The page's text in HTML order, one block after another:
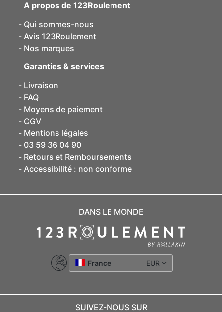
A propos de 123Roulement
Qui sommes-nous
Avis 123Roulement
Nos marques
Garanties & services
Livraison
FAQ
Moyens de paiement
CGV
Mentions légales
03 59 36 04 90
Retours et Remboursements
Accessibilité : non conforme
DANS LE MONDE
France EUR
SUIVEZ-NOUS SUR